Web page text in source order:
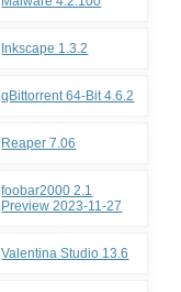
Inkscape 1.3.2
qBittorrent 64-Bit 4.6.2
Reaper 7.06
foobar2000 2.1
Preview 2023-11-27
Valentina Studio 13.6